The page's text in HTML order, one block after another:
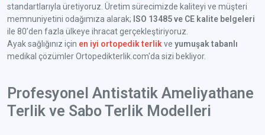
standartlarıyla üretiyoruz. Üretim sürecimizde kaliteyi ve müşteri
memnuniyetini odağımıza alarak; ISO 13485 ve CE kalite belgeleri
ile 80’den fazla ülkeye ihracat gerçekleştiriyoruz.
Ayak sağlığınız için en iyi ortopedik terlik ve yumuşak tabanlı
medikal çözümler Ortopedikterlik.com'da sizi bekliyor.
Profesyonel Antistatik Ameliyathane
Terlik ve Sabo Terlik Modelleri